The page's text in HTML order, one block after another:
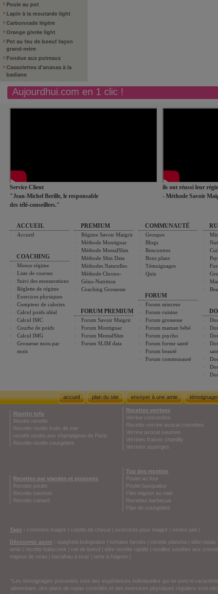
Poule au pot
Lapin à la moutarde light
Carbonnade légère
Orange givrée light
Pot au feu de boeuf façon
grand-mère
Fondue aux poireaux
Cassolettes d'ananas à la
badiane
Aujourdhui.com en 1 clic !
Service Client
"Jean-Michel Berille, le responsable
des télé-conseillers."
ils ont réussi leur
- Méthode Savoir
ACCUEIL
Accueil
COACHING
Menus régime
Liste de courses
Suivi des mensurations
Réglette de régime
Exercices physiques
Compteur de calories
Calcul poids idéal
Calcul IMC
Courbe de poids
Calcul IMG
Grossesse mois par
mois
PREMIUM
Régime Savoir Maigrir
Méthode Montignac
Méthode MentalSlim
Méthode Slim Data
Méthodes Naturelles
Méthode Chrono-
Géno-Nutrition
Coaching Grossesse
FORUM PREMIUM
Forum Savoir Maigrir
Forum Montignac
Forum MentalSlim
Forum SLIM data
COMMUNAUTÉ
Groupes
Blogs
Rencontres
Bons plans
Témoignages
Quiz
FORUM
Forum minceur
Forum cuisine
Forum grossesse
Forum maman bébé
Forum psycho
Forum forme santé
Forum beauté
Forum communauté
accueil plan du site envoyer à une amie
Risotto tofu
Risotto recette
Recette risotto fruits de mer
recette risotto aux champignon de Paris
Recette risotto courgettes
Recettes verrines
Verrine concombre
Recette verrine avocat crevettes
Verrine avocat saumon
Verrines fraises chantilly
Verrines asperges
Recettes par viandes et poissons
Recette poulet
Recette saumon
Recette canard
Top des recettes
Poulet au four
Poulet basquaise
Filet mignon au miel
Recettes barbecue
Flan de courgettes
Tags : comment maigrir culotte de cheval exercices pour maigrir ventre plat
Découvrez aussi : spaghetti bolognaise tomates farcies recette plancha
idée repas
amis
recette babycook roti de boeuf idée recette rapide
nouilles sautées aux
mignon de veau
bacalhau à braz tarte à l'oignon
*Les témoignages présentés sont des expériences individuelles qui ne sont ni
alimentaire, des plans de repas contrôlés et des exercices physiques réguliers sont